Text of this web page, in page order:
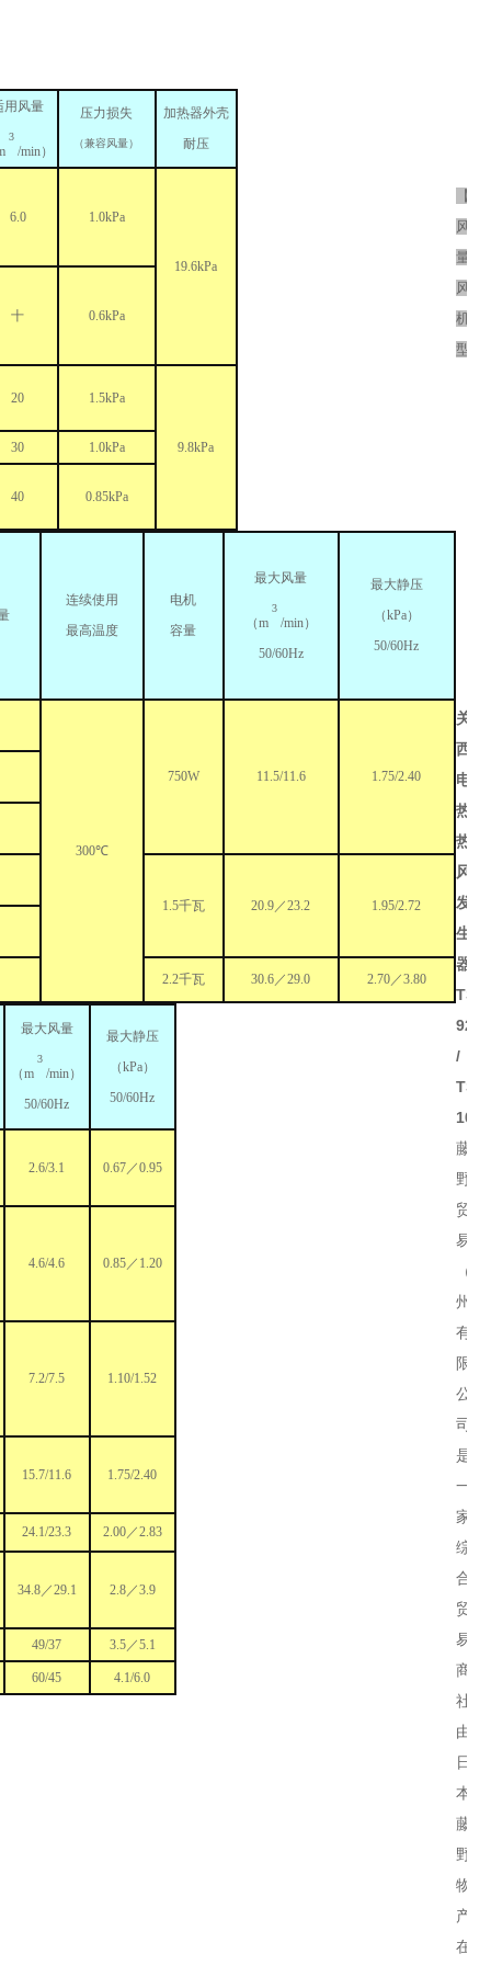
用风量
3
/min）
压力损失
（兼容风量）
加热器外壳
耐压
6.0 1.0kPa
19.6kPa
十
0.6kPa
20
1.5kPa
9.8kPa
30 1.0kPa
40
0.85kPa
【大
风
量
风
机
型】
连续使用
最高温度
电机
容量
最大风量
（m
3
/min）
50/60Hz
最大静压
（kPa）
50/60Hz
300℃
750W 11.5/11.6
1.75/2.40
1.5千瓦
20.9／23.2
1.95/2.72
2.2千瓦 30.6／29.0 2.70／3.80
最大风量
（m
3
/min）
50/60Hz
最大静压
（kPa）
50/60Hz
2.6/3.1
0.67／0.95
4.6/4.6 0.85／1.20
7.2/7.5
1.10/1.52
15.7/11.6
1.75/2.40
24.1/23.3 2.00／2.83
34.8／29.1
2.8／3.9
49/37 3.5／5.1
60/45 4.1/6.0
关
西
电
热
热
风
发
生
器
92B
/
藤
野
贸
易
（广
州）
有
限
公
司
是
一
家
综
合
贸
易
商
社，
由
日
本
藤
野
物
产
在